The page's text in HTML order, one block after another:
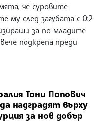
че суровите
му след загубата с 0:2
за по-младите
подкрепа преди
Тони Попович
надградят върху
за нов добър